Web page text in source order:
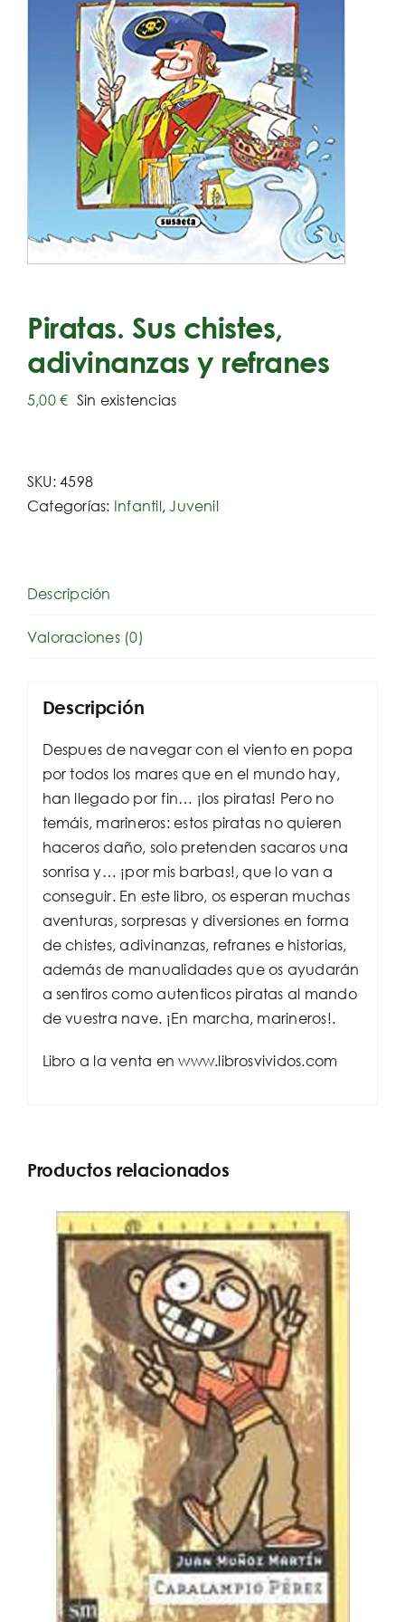
Piratas. Sus chistes,
adivinanzas y refranes
5,00€ Sin existencias
SKU:4598
Categorías: Infantil, Juvenil
Descripción
Valoraciones (0)
Descripción
Despues de navegar con el viento en popa
por todos los mares que en el mundo hay,
han llegado por fin… ¡los piratas! Pero no
temáis, marineros: estos piratas no quieren
haceros daño, solo pretenden sacaros una
sonrisa y… ¡por mis barbas!, que lo van a
conseguir. En este libro, os esperan muchas
aventuras, sorpresas y diversiones en forma
de chistes, adivinanzas, refranes e historias,
además de manualidades que os ayudarán
a sentiros como autenticos piratas al mando
de vuestra nave. ¡En marcha, marineros!.
Libro a la venta en www.librosvividos.com
Productos relacionados